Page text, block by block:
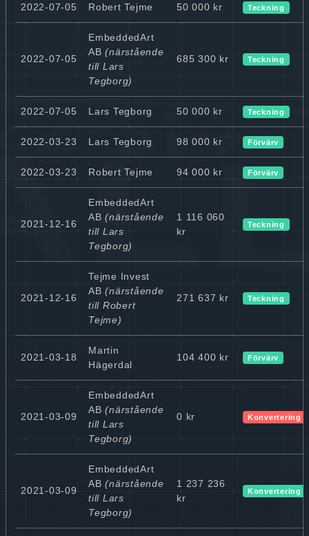
2022-07-05 Robert Tejme 50 000 kr Teckning
2022-07-05
EmbeddedArt
AB (närstående
till Lars
Tegborg)
685 300 kr Teckning
2022-07-05 Lars Tegborg 50 000 kr Teckning
2022-03-23 Lars Tegborg 98 000 kr Förvärv
2022-03-23 Robert Tejme 94 000 kr Förvärv
2021-12-16
EmbeddedArt
AB (närstående
till Lars
Tegborg)
1 116 060
kr
Teckning
2021-12-16
Tejme Invest
AB (närstående
till Robert
Tejme)
271 637 kr Teckning
2021-03-18
Martin
Hägerdal
104 400 kr Förvärv
2021-03-09
EmbeddedArt
AB (närstående
till Lars
Tegborg)
0 kr Konvertering
2021-03-09
EmbeddedArt
AB (närstående
till Lars
Tegborg)
1 237 236
kr
Konvertering